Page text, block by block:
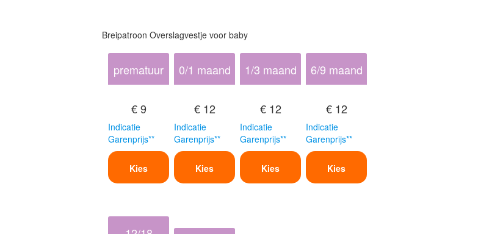
Breipatroon Overslagvestje voor baby
prematuur
€ 9
Indicatie
Garenprijs**
Kies
0/1 maand
€ 12
Indicatie
Garenprijs**
Kies
1/3 maand
€ 12
Indicatie
Garenprijs**
Kies
6/9 maand
€ 12
Indicatie
Garenprijs**
Kies